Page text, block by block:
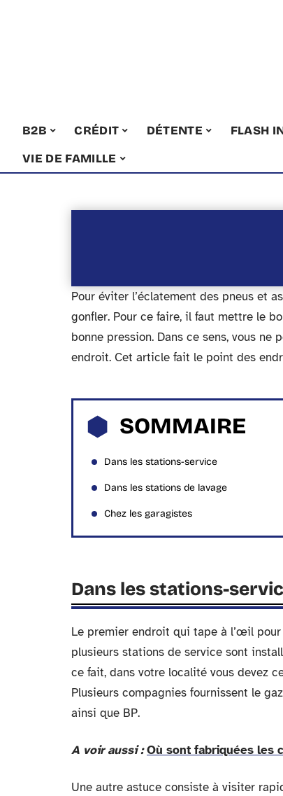
B2B CRÉDIT DÉTENTE FLASH
VIE DE FAMILLE
Pour éviter l’éclatement des pneus et
gonfler. Pour ce faire, il faut mettre le
bonne pression. Dans ce sens, vous ne
endroit. Cet article fait le point des
SOMMAIRE
Dans les stations-service
Dans les stations de lavage
Chez les garagistes
Dans les stations-
Le premier endroit qui tape à l’œil pour
plusieurs stations de service sont
ce fait, dans votre localité vous devez
Plusieurs compagnies fournissent le
ainsi que BP.
A voir aussi : Où sont fabriquées les
Une autre astuce consiste à visiter